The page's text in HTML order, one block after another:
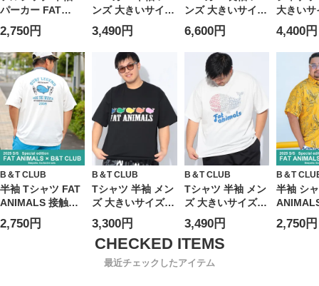
パーカー FAT
ANIMALS クジラ×
ロゴ総柄 トップス
フード プリント
春 夏 大きいサイ
ズ メンズ
2,750円
ンズ 大きいサイズ
FAT ANIMALS 接
触冷感 クジラ Tパ
ーカー トップス
フード プリント
プルオーバー 春
3,490円
ンズ 大きいサイズ
FAT ANIMALS ク
ジラプリント フル
ジップ トップス
総柄 フード ジッ
プパーカー
6,600円
大きい
パスウ
レッチ
ルジッ
アウタ
軽量 UV
4,400円
B＆T CLUB
半袖 Tシャツ FAT
ANIMALS 接触冷
感 クジラ×サーフ
ボード クルーネッ
2,750円
B＆T CLUB
Tシャツ 半袖 メン
ズ 大きいサイズ
FAT ANIMALS 接
触冷感 クジラプリ
ント クルーネック
トップス カットソ
ー プリント 涼し
3,300円
B＆T CLUB
Tシャツ 半袖 メン
ズ 大きいサイズ
FAT ANIMALS 接
触冷感 クジラトリ
コ ロゴ クルーネ
ック トップス カ
ットソー プリント
3,490円
B＆T
半袖 シ
ギュラ
プリン
2,750円
最近チェックしたアイテム